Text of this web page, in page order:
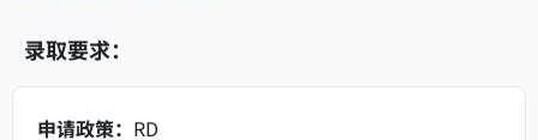
录取要求：
申请政策： RD